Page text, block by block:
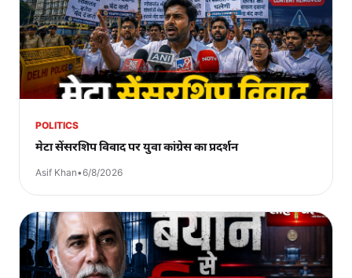
POLITICS
मेटा सेंसरशिप विवाद पर युवा कांग्रेस का प्रदर्शन
Asif Khan•6/8/2026